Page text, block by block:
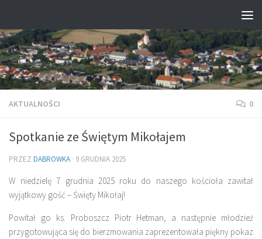
AKTUALNOŚCI 0
Spotkanie ze Świętym Mikołajem
PRZEZ DABROWKA · 9 GRUDNIA 2025
W niedzielę 7 grudnia 2025 roku do naszego kościoła zawitał
wyjątkowy gość – Święty Mikołaj!
Powitał go ks. Proboszcz Piotr Hetman, a następnie młodzież
przygotowująca się do bierzmowania zaprezentowała piękny pokaz